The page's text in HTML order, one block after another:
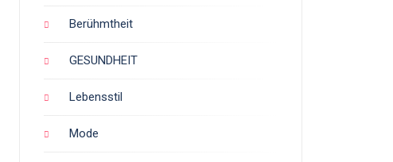
Berühmtheit
GESUNDHEIT
Lebensstil
Mode